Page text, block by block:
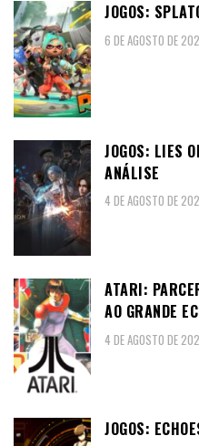
JOGOS:
6 DE AGOSTO DE
JOGOS: LIES
ANÁLISE
4 DE AGOSTO DE
ATARI:
AO GRANDE
4 DE AGOSTO DE
JOGOS: